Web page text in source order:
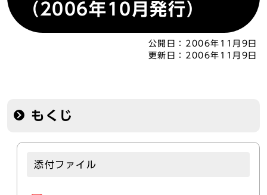
（2006年10月発行）
公開日： 2006年11月9日
更新日： 2006年11月9日
もくじ
添付ファイル